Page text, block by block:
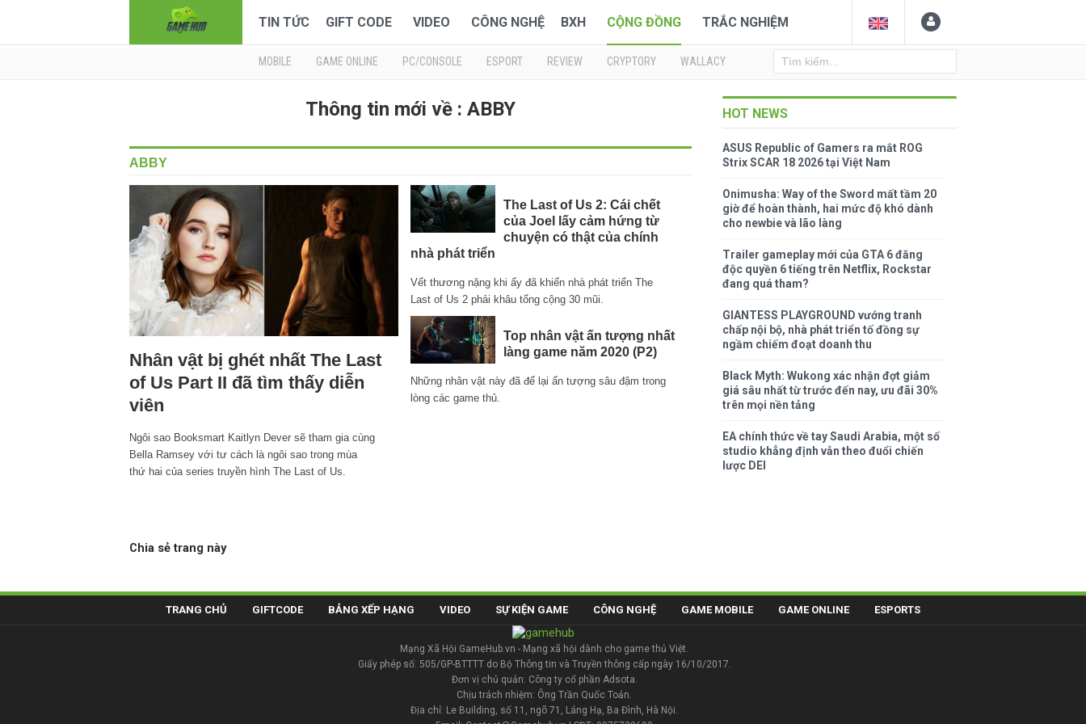
TIN TỨC GIFT CODE VIDEO CÔNG NGHỆ BXH CỘNG ĐỒNG TRẮC NGHIỆM
MOBILE GAME ONLINE PC/CONSOLE ESPORT REVIEW CRYPTORY WALLACY
Thông tin mới về : ABBY
ABBY
Nhân vật bị ghét nhất The Last
of Us Part II đã tìm thấy diễn
viên
Ngôi sao Booksmart Kaitlyn Dever sẽ tham gia cùng
Bella Ramsey với tư cách là ngôi sao trong mùa
thứ hai của series truyền hình The Last of Us.
The Last of Us 2: Cái chết
của Joel lấy cảm hứng từ
chuyện có thật của chính
nhà phát triển
Vết thương nặng khi ấy đã khiến nhà phát triển The
Last of Us 2 phải khâu tổng cộng 30 mũi.
Top nhân vật ấn tượng nhất
làng game năm 2020 (P2)
Những nhân vật này đã để lại ấn tượng sâu đậm trong
lòng các game thủ.
Chia sẻ trang này
HOT NEWS
ASUS Republic of Gamers ra mắt ROG
Strix SCAR 18 2026 tại Việt Nam
Onimusha: Way of the Sword mất tầm 20
giờ để hoàn thành, hai mức độ khó dành
cho newbie và lão làng
Trailer gameplay mới của GTA 6 đăng
độc quyền 6 tiếng trên Netflix, Rockstar
đang quá tham?
GIANTESS PLAYGROUND vướng tranh
chấp nội bộ, nhà phát triển tố đồng sự
ngầm chiếm đoạt doanh thu
Black Myth: Wukong xác nhận đợt giảm
giá sâu nhất từ trước đến nay, ưu đãi 30%
trên mọi nền tảng
EA chính thức về tay Saudi Arabia, một số
studio khẳng định vẫn theo đuổi chiến
lược DEI
TRANG CHỦ GIFTCODE BẢNG XẾP HẠNG VIDEO SỰ KIỆN GAME CÔNG NGHỆ GAME MOBILE GAME ONLINE ESPORTS
Mạng Xã Hội GameHub.vn - Mạng xã hội dành cho game thủ Việt.
Giấy phép số: 505/GP-BTTTT do Bộ Thông tin và Truyền thông cấp ngày 16/10/2017.
Đơn vị chủ quản: Công ty cổ phần Adsota.
Chịu trách nhiệm: Ông Trần Quốc Toản.
Địa chỉ: Le Building, số 11, ngõ 71, Láng Hạ, Ba Đình, Hà Nội.